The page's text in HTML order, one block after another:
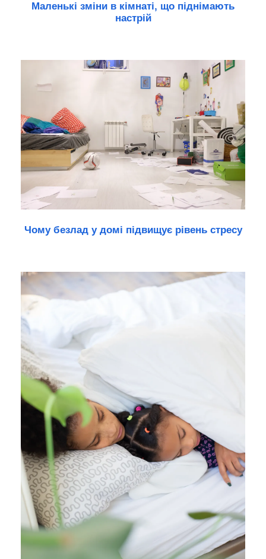
Маленькі зміни в кімнаті, що піднімають
настрій
Чому безлад у домі підвищує рівень стресу